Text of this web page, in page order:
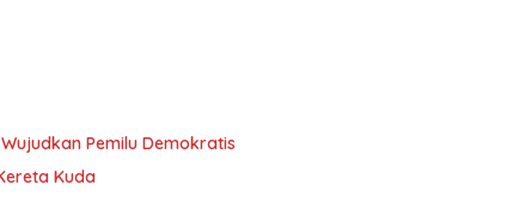
Pemilu Demokratis
Kuda